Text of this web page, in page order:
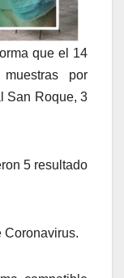
que el 14
por
San Roque, 3
5 resultado
Coronavirus.